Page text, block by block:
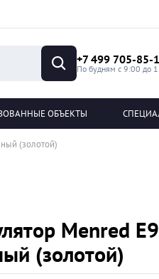
+7 499 705-85-
По будням с 9:00 до
ОБЪЕКТЫ
(золотой)
Menred
(золотой)